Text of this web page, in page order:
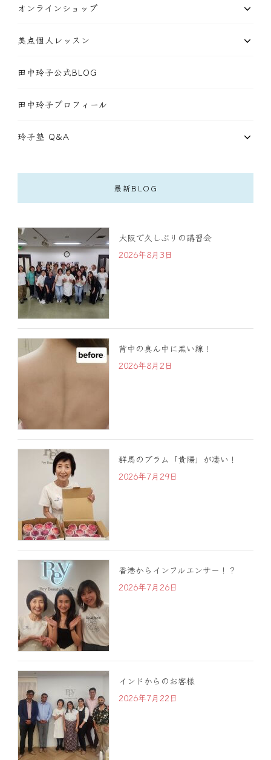
オンラインショップ
美点個人レッスン
田中玲子公式BLOG
田中玲子プロフィール
玲子塾 Q&A
最新BLOG
大阪で久しぶりの講習会
2026年8月3日
背中の真ん中に黒い線！
2026年8月2日
群馬のプラム「貴陽」が凄い！
2026年7月29日
香港からインフルエンサー！？
2026年7月26日
インドからのお客様
2026年7月22日